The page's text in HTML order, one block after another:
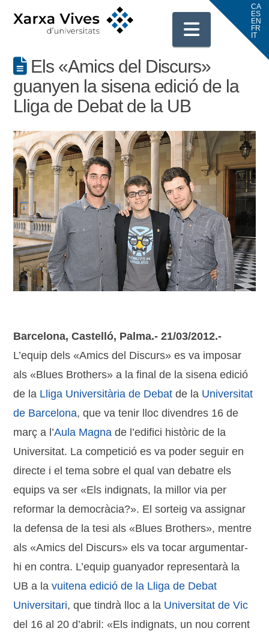
Els «Amics del Discurs»
guanyen la sisena edició de la
Lliga de Debat de la UB
Barcelona, Castelló, Palma.- 21/03/2012.-
L’equip dels «Amics del Discurs» es va imposar
als «Blues Brothers» a la final de la sisena edició
de la Lliga Universitària de Debat de la Universitat
de Barcelona, que va tenir lloc divendres 16 de
març a l’Aula Magna de l’edifici històric de la
Universitat. La competició es va poder seguir en
directe i el tema sobre el qual van debatre els
equips va ser «Els indignats, la millor via per
reformar la democràcia?». El sorteig va assignar
la defensa de la tesi als «Blues Brothers», mentre
als «Amics del Discurs» els va tocar argumentar-
hi en contra. L’equip guanyador representarà la
UB a lavuitena edició de la Lliga de Debat
Universitari, que tindrà lloc a la Universitat de Vic
del 16 al 20 d’abril: «Els indignats, un nou corrent